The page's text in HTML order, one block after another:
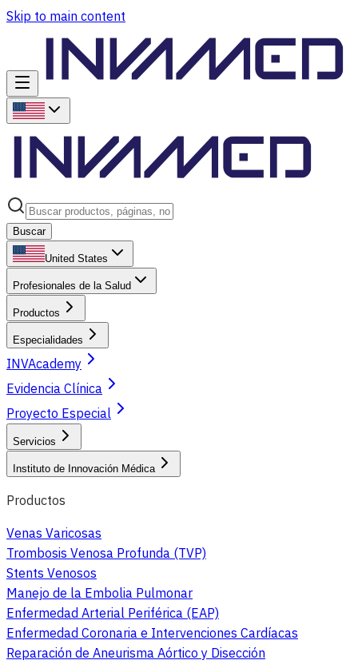
Skip to main content
Buscar
United States
Profesionales de la Salud
Productos
Especialidades
INVAcademy
Evidencia Clínica
Proyecto Especial
Servicios
Instituto de Innovación Médica
Productos
Venas Varicosas
Trombosis Venosa Profunda (TVP)
Stents Venosos
Manejo de la Embolia Pulmonar
Enfermedad Arterial Periférica (EAP)
Enfermedad Coronaria e Intervenciones Cardíacas
Reparación de Aneurisma Aórtico y Disección